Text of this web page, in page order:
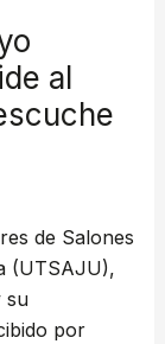
al
de Salones
(UTSAJU),
su
por